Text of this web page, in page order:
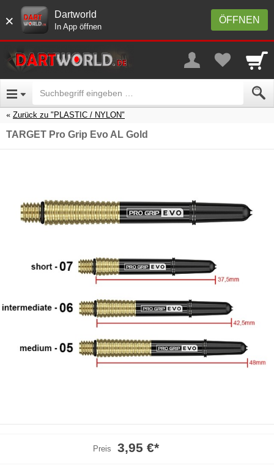
× ÖFFNEN
Dartworld
In App öffnen
Zurück zu "PLASTIC / NYLON"
TARGET Pro Grip Evo AL Gold
Preis 3,95 €*